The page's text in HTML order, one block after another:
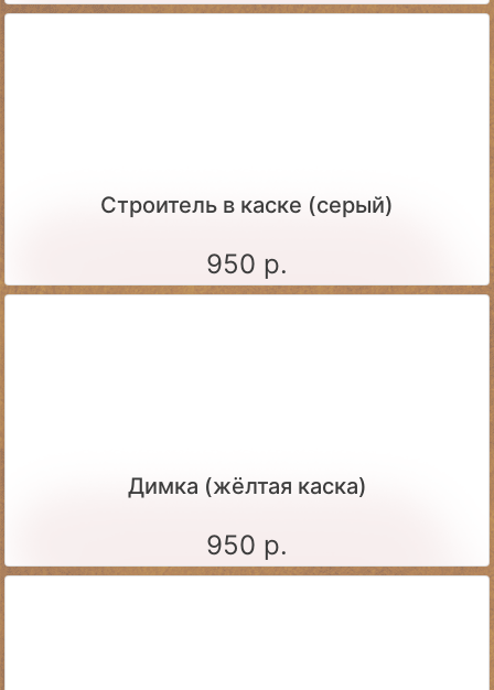
Строитель в каске (серый)
950 р.
Димка (жёлтая каска)
950 р.